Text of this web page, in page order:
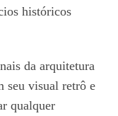
históricos
da arquitetura
seu visual retrô e
qualquer